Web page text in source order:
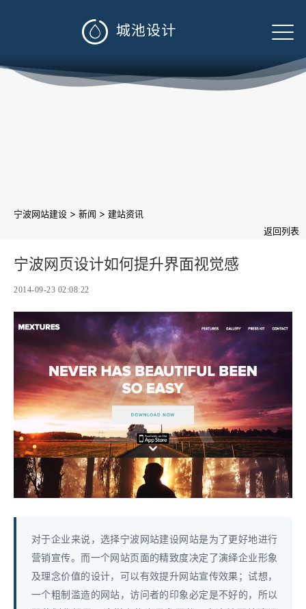

宁波网站建设 > 新闻 > 建站资讯
返回列表
宁波网页设计如何提升界面视觉感
2014-09-23 02:08:22
对于企业来说，选择宁波网站建设网站是为了更好地进行
营销宣传。而一个网站页面的精致度决定了演绎企业形象
及理念价值的设计，可以有效提升网站宣传效果；试想，
一个粗制滥造的网站，访问者的印象必定是不好的，所以